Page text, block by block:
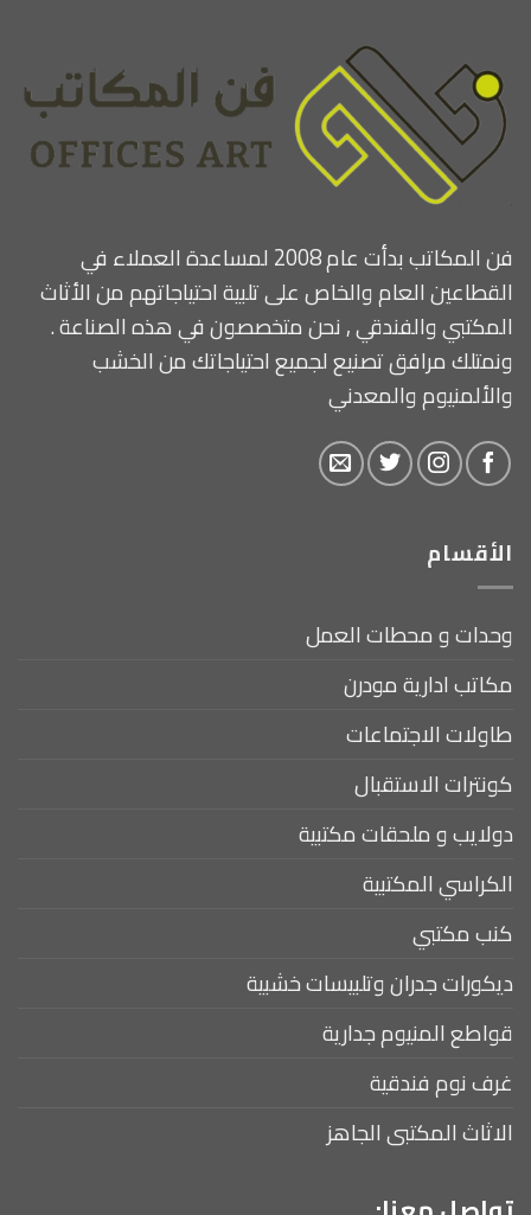
فن المكاتب بدأت عام 2008 لمساعدة العملاء في
القطاعين العام والخاص على تلبية احتياجاتهم من الأثاث
المكتبي والفندقي , نحن متخصصون في هذه الصناعة .
ونمتلك مرافق تصنيع لجميع احتياجاتك من الخشب
والألمنيوم والمعدني
الأقسام
وحدات و محطات العمل
مكاتب ادارية مودرن
طاولات الاجتماعات
كونترات الاستقبال
دولايب و ملحقات مكتبية
الكراسي المكتبية
كنب مكتبي
ديكورات جدران وتلبيسات خشبية
قواطع المنيوم جدارية
غرف نوم فندقية
الاثاث المكتبى الجاهز